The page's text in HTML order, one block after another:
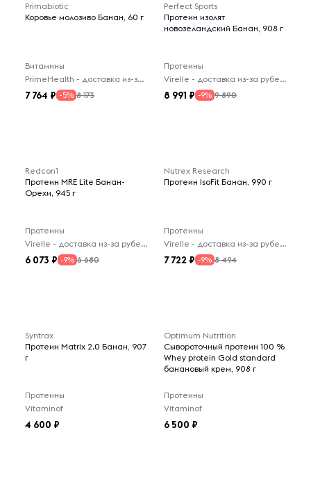
Primabiotic
Коровье молозиво Банан, 60 г
Витамины
PrimeHealth - доставка из-за рубежа
7 764 -5% 8 173
Perfect Sports
Протеин изолят
новозеландский Банан, 908 г
Протеины
Virelle - доставка из-за рубежа
8 991 -9% 9 890
Redcon1
Протеин MRE Lite Банан-
Орехи, 945 г
Протеины
Virelle - доставка из-за рубежа
6 073 -9% 6 680
Nutrex Research
Протеин IsoFit Банан, 990 г
Протеины
Virelle - доставка из-за рубежа
7 722 -9% 8 494
Syntrax
Протеин Matrix 2.0 Банан, 907
г
Протеины
Vitaminof
4 600
Optimum Nutrition
Сывороточный протеин 100 %
Whey protein Gold standard
банановый крем, 908 г
Протеины
Vitaminof
6 500